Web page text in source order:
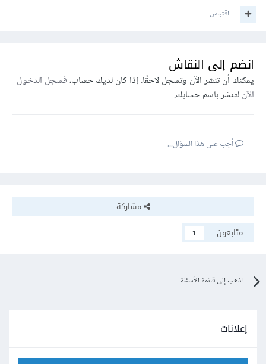
اقتباس
انضم إلى النقاش
يمكنك أن تنشر الآن وتسجل لاحقًا. إذا كان لديك حساب،فسجل الدخول
الآنلتنشر باسم حسابك.
أجب على هذا السؤال...
مشاركة
متابعون
1
اذهب إلى قائمة الأسئلة
إعلانات